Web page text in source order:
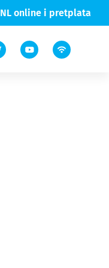
NL online i pretplata